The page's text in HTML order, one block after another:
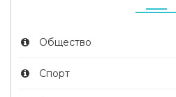
Общество
Спорт